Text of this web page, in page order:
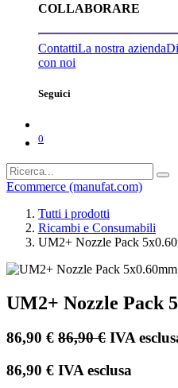
COLLABORARE
ContattiLa nostra azienda
con noi
Seguici
0
Ecommerce (manufat.com)
Tutti i prodotti
Ricambi e Consumabili
UM2+ Nozzle Pack
UM2+ Nozzle Pack
86,90 € 86,90€ IVA
86,90 € IVA esclusa